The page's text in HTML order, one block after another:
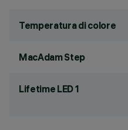
Temperatura di colore
MacAdam Step
Lifetime LED 1